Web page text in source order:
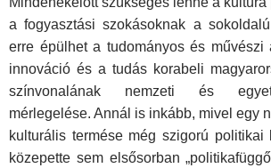
a fogyasztási szokásoknak a
erre épülhet a tudományos és művészi
innováció és a tudás korabeli
színvonalának nemzeti és
mérlegelése. Annál is inkább, mivel egy
kulturális termése még szigorú politikai
kö­zepette sem elsősorban